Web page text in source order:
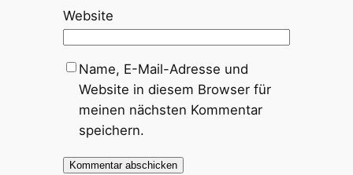
Website
Name, E-Mail-Adresse und
Website in diesem Browser für
meinen nächsten Kommentar
speichern.